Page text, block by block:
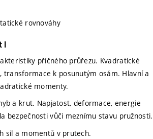
rovnováhy
I
příčného průřezu. Kvadratické
transformace k posunutým osám. Hlavní a
momenty.
a krut. Napjatost, deformace, energie
bezpečnosti vůči meznímu stavu pružnosti.
sil a momentů v prutech.